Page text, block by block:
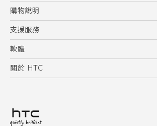
智慧型手機
配件
HTC Research
購物說明
購物須知
訂單管理
付款方式
支援服務
到府收送維修服務
服務中心資訊
客戶服務佈告欄
軟體
應用程式
HTC Sync Manager
關於 HTC
投資人